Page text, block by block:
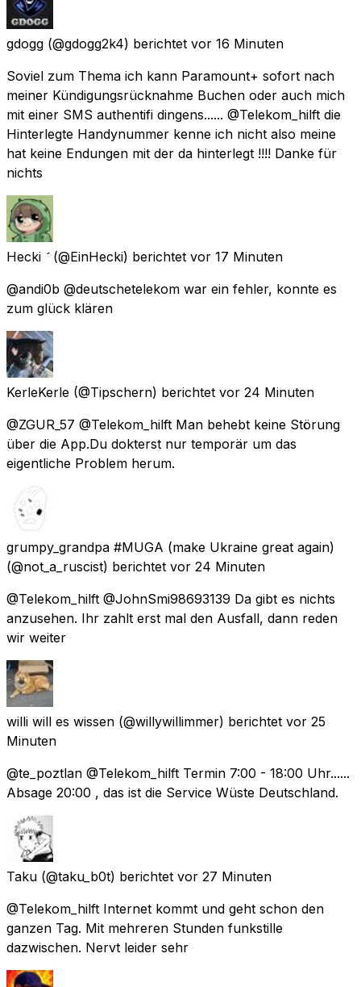
gdogg (@gdogg2k4) berichtet vor 16 Minuten
Soviel zum Thema ich kann Paramount+ sofort nach
meiner Kündigungsrücknahme Buchen oder auch mich
mit einer SMS authentifi dingens...... @Telekom_hilft die
Hinterlegte Handynummer kenne ich nicht also meine
hat keine Endungen mit der da hinterlegt !!!! Danke für
nichts
Hecki  (@EinHecki) berichtet vor 17 Minuten
@andi0b @deutschetelekom war ein fehler, konnte es
zum glück klären
KerleKerle (@Tipschern) berichtet vor 24 Minuten
@ZGUR_57 @Telekom_hilft Man behebt keine Störung
über die App.Du dokterst nur temporär um das
eigentliche Problem herum.
grumpy_grandpa #MUGA (make Ukraine great again)
(@not_a_ruscist) berichtet vor 24 Minuten
@Telekom_hilft @JohnSmi98693139 Da gibt es nichts
anzusehen. Ihr zahlt erst mal den Ausfall, dann reden
wir weiter
willi will es wissen (@willywillimmer) berichtet vor 25
Minuten
@te_poztlan @Telekom_hilft Termin 7:00 - 18:00 Uhr......
Absage 20:00 , das ist die Service Wüste Deutschland.
Taku (@taku_b0t) berichtet vor 27 Minuten
@Telekom_hilft Internet kommt und geht schon den
ganzen Tag. Mit mehreren Stunden funkstille
dazwischen. Nervt leider sehr